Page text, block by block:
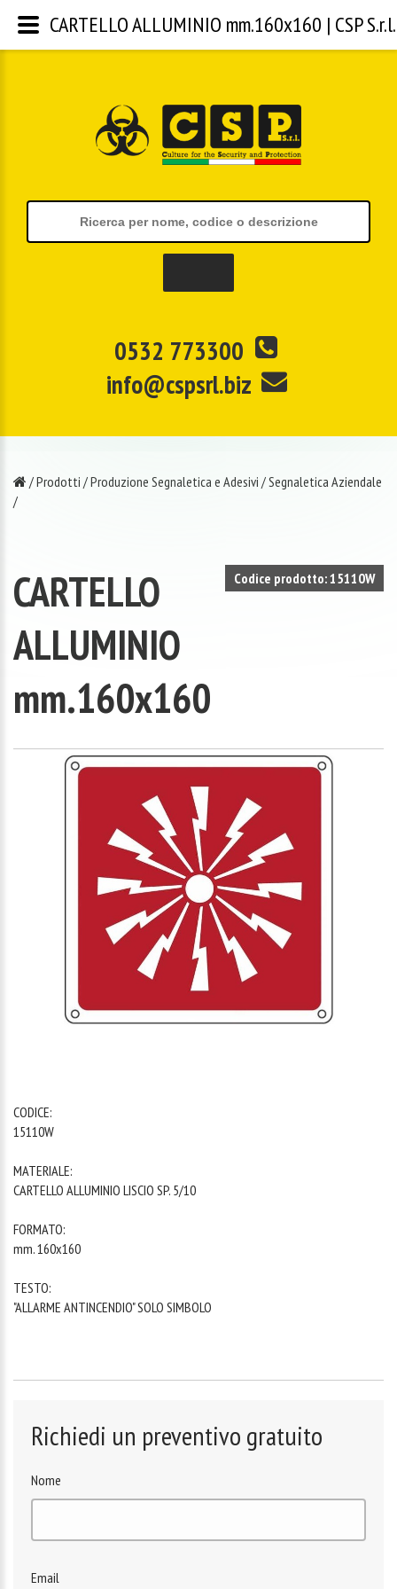
0532 773300
info@cspsrl.biz
/Prodotti /Produzione Segnaletica e Adesivi /Segnaletica Aziendale
/
Codice prodotto: 15110W
CARTELLO
ALLUMINIO
mm.160x160
CODICE:
15110W
MATERIALE:
CARTELLO ALLUMINIO LISCIO SP. 5/10
FORMATO:
mm. 160x160
TESTO:
"ALLARME ANTINCENDIO" SOLO SIMBOLO
Richiedi un preventivo gratuito
Nome
Email
CARTELLO ALLUMINIO mm.160x160 | CSP S.r.l.